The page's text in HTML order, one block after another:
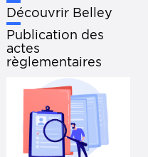
Découvrir Belley
Publication des
actes
règlementaires